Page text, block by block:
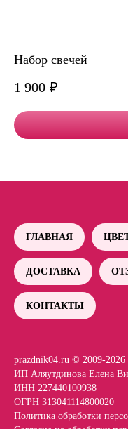
Набор свечей
1 900 ₽
ГЛАВНАЯ
ДОСТАВКА
КОНТАКТЫ
prazdnik04.ru © 2009-2026
ИП Аляутдинова Елена
ИНН 227440100938
ОГРН 313041114800020
Политика обработки